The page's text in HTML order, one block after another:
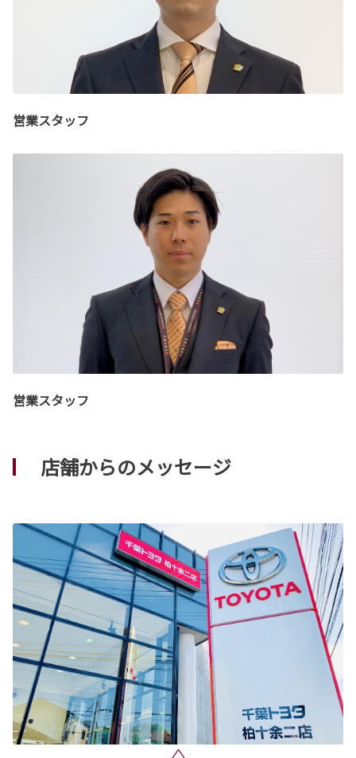
営業スタッフ
営業スタッフ
店舗からのメッセージ